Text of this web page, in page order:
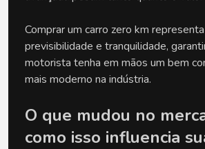
Comprar um carro zero km
previsibilidade e tranquilidade,
motorista tenha em mãos um bem
mais moderno na indústria.
O que mudou no
como isso influencia